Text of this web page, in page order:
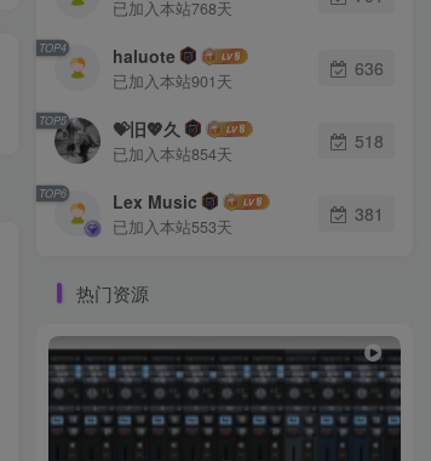
已加入本站768天
TOP4 haluote
已加入本站901天
636
TOP5 💝旧💖久
已加入本站854天
518
TOP6 Lex Music
已加入本站553天
381
热门资源